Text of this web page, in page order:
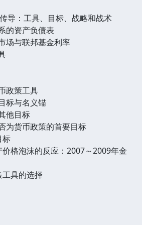
导：工具、目标、战略和战术
的资产负债表
场与联邦基金利率
政策工具
标与名义锚
他目标
为货币政策的首要目标
标
格泡沫的反应：2007～2009年金
具的选择